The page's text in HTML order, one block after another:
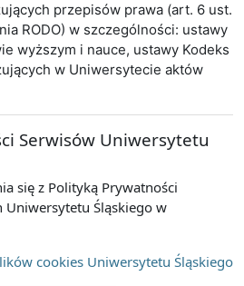
przepisów prawa (art. 6 ust.
RODO) w szczególności: ustawy
wyższym i nauce, ustawy Kodeks
w Uniwersytecie aktów
Serwisów Uniwersytetu
się z Polityką Prywatności
Śląskiego w
cookies Uniwersytetu Śląskiego